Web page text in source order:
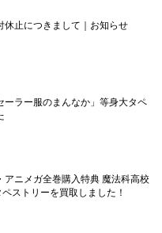
休止につきまして｜お知らせ
ーラー服のまんなか」等身大タペ
アニメガ全巻購入特典 魔法科高校
ストリーを買取しました！